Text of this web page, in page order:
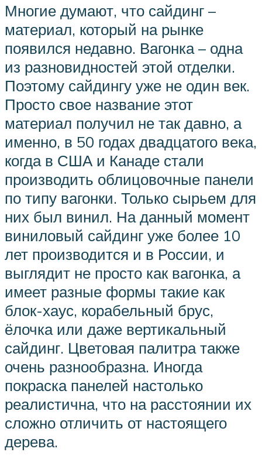
Многие думают, что сайдинг –
материал, который на рынке
появился недавно. Вагонка – одна
из разновидностей этой отделки.
Поэтому сайдингу уже не один век.
Просто свое название этот
материал получил не так давно, а
именно, в 50 годах двадцатого века,
когда в США и Канаде стали
производить облицовочные панели
по типу вагонки. Только сырьем для
них был винил. На данный момент
виниловый сайдинг уже более 10
лет производится и в России, и
выглядит не просто как вагонка, а
имеет разные формы такие как
блок-хаус, корабельный брус,
ёлочка или даже вертикальный
сайдинг. Цветовая палитра также
очень разнообразна. Иногда
покраска панелей настолько
реалистична, что на расстоянии их
сложно отличить от настоящего
дерева.